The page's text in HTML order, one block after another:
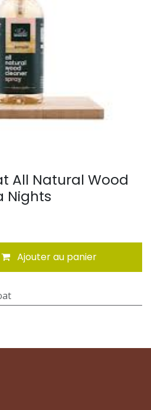
All Natural Wood
Nights
Ajouter au panier